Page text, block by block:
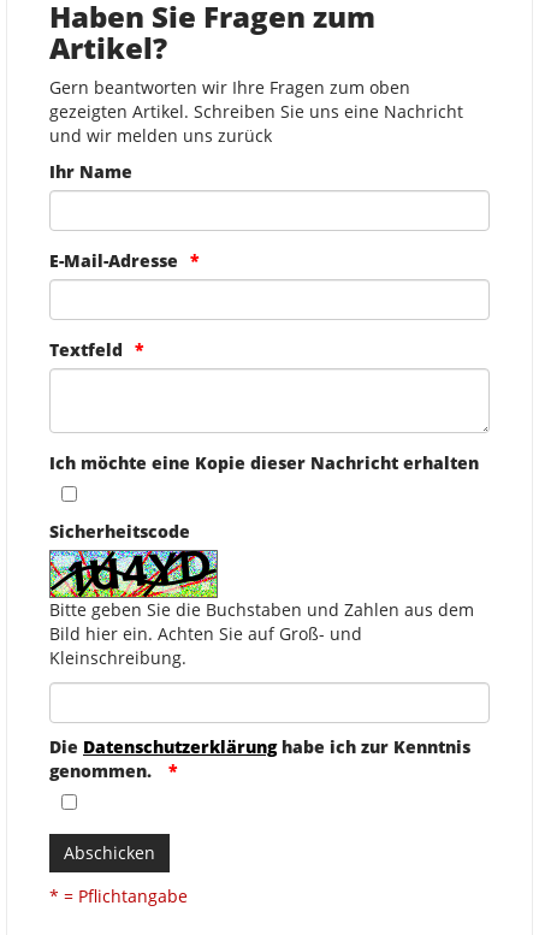
Haben Sie Fragen zum
Artikel?
Gern beantworten wir Ihre Fragen zum oben
gezeigten Artikel. Schreiben Sie uns eine Nachricht
und wir melden uns zurück
Ihr Name
E-Mail-Adresse
Textfeld
Ich möchte eine Kopie dieser Nachricht erhalten
Sicherheitscode
Bitte geben Sie die Buchstaben und Zahlen aus dem
Bild hier ein. Achten Sie auf Groß- und
Kleinschreibung.
Die Datenschutzerklärunghabe ich zur Kenntnis
genommen.
Abschicken
* = Pflichtangabe